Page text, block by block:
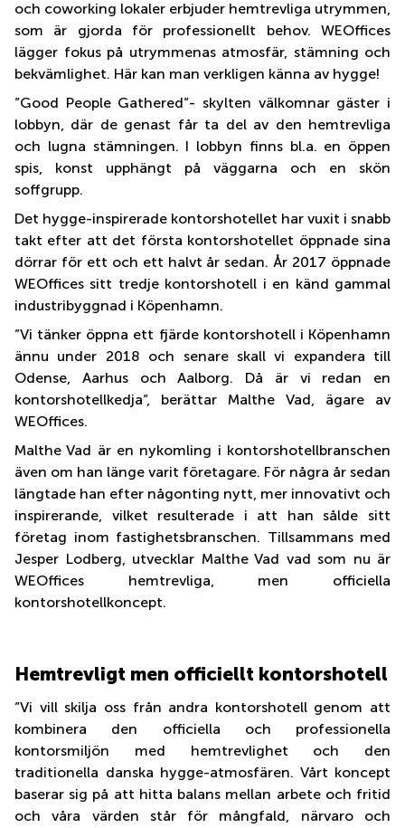
och coworking lokaler erbjuder hemtrevliga utrymmen,
som är gjorda för professionellt behov. WEOffices
lägger fokus på utrymmenas atmosfär, stämning och
bekvämlighet. Här kan man verkligen känna av hygge!
”Good People Gathered”- skylten välkomnar gäster i
lobbyn, där de genast får ta del av den hemtrevliga
och lugna stämningen. I lobbyn finns bl.a. en öppen
spis, konst upphängt på väggarna och en skön
soffgrupp.
Det hygge-inspirerade kontorshotellet har vuxit i snabb
takt efter att det första kontorshotellet öppnade sina
dörrar för ett och ett halvt år sedan. År 2017 öppnade
WEOffices sitt tredje kontorshotell i en känd gammal
industribyggnad i Köpenhamn.
”Vi tänker öppna ett fjärde kontorshotell i Köpenhamn
ännu under 2018 och senare skall vi expandera till
Odense, Aarhus och Aalborg. Då är vi redan en
kontorshotellkedja”, berättar Malthe Vad, ägare av
WEOffices.
Malthe Vad är en nykomling i kontorshotellbranschen
även om han länge varit företagare. För några år sedan
längtade han efter någonting nytt, mer innovativt och
inspirerande, vilket resulterade i att han sålde sitt
företag inom fastighetsbranschen. Tillsammans med
Jesper Lodberg, utvecklar Malthe Vad vad som nu är
WEOffices hemtrevliga, men officiella
kontorshotellkoncept.
Hemtrevligt men officiellt kontorshotell
”Vi vill skilja oss från andra kontorshotell genom att
kombinera den officiella och professionella
kontorsmiljön med hemtrevlighet och den
traditionella danska hygge-atmosfären. Vårt koncept
baserar sig på att hitta balans mellan arbete och fritid
och våra värden står för mångfald, närvaro och